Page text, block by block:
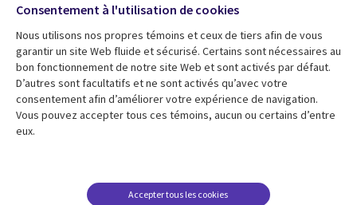
Fusions
Ressources
Library
Links
Articles
Blog
Support
Legal
Accessibilité
conditions juridiques
Social
Media
FRANCE
Consentement à l'utilisation de cookies
Nous utilisons nos propres témoins et ceux de tiers afin de vous
garantir un site Web fluide et sécurisé. Certains sont nécessaires au
bon fonctionnement de notre site Web et sont activés par défaut.
D’autres sont facultatifs et ne sont activés qu’avec votre
consentement afin d’améliorer votre expérience de navigation.
Vous pouvez accepter tous ces témoins, aucun ou certains d’entre
eux.
Accepter tous les cookies